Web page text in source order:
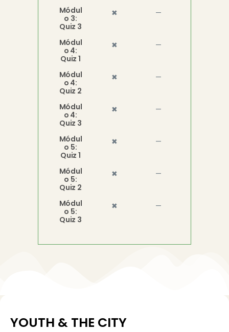
Módul
o 3:
Quiz 3
✖ —
Módul
o 4:
Quiz 1
✖ —
Módul
o 4:
Quiz 2
✖ —
Módul
o 4:
Quiz 3
✖ —
Módul
o 5:
Quiz 1
✖ —
Módul
o 5:
Quiz 2
✖ —
Módul
o 5:
Quiz 3
✖ —
YOUTH & THE CITY